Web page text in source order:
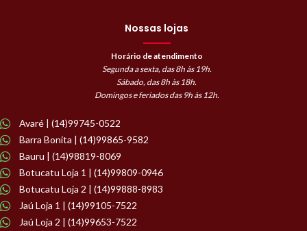
Nossas lojas
Horário de atendimento
Segunda a sexta, das 8h às 19h.
Sábado, das 8h às 18h.
Domingos e feriados das 9h às 12h.
Avaré | (14)99745-0522
Barra Bonita | (14)99865-9582
Bauru | (14)98819-8069
Botucatu Loja 1 | (14)99809-0946
Botucatu Loja 2 | (14)99888-8983
Jaú Loja 1 | (14)99105-7522
Jaú Loja 2 | (14)99653-7522